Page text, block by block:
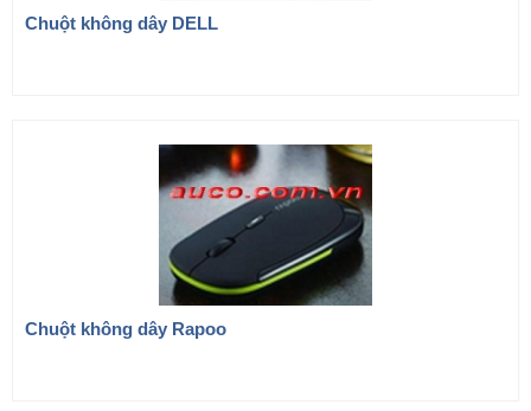
Chuột không dây DELL
Chuột không dây Rapoo